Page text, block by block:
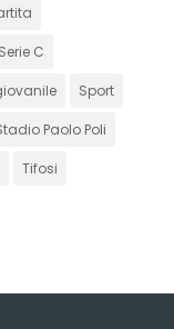
Serie C
Sport
Paolo Poli
Tifosi